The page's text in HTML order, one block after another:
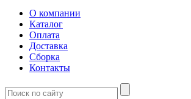
О компании
Каталог
Оплата
Доставка
Сборка
Контакты